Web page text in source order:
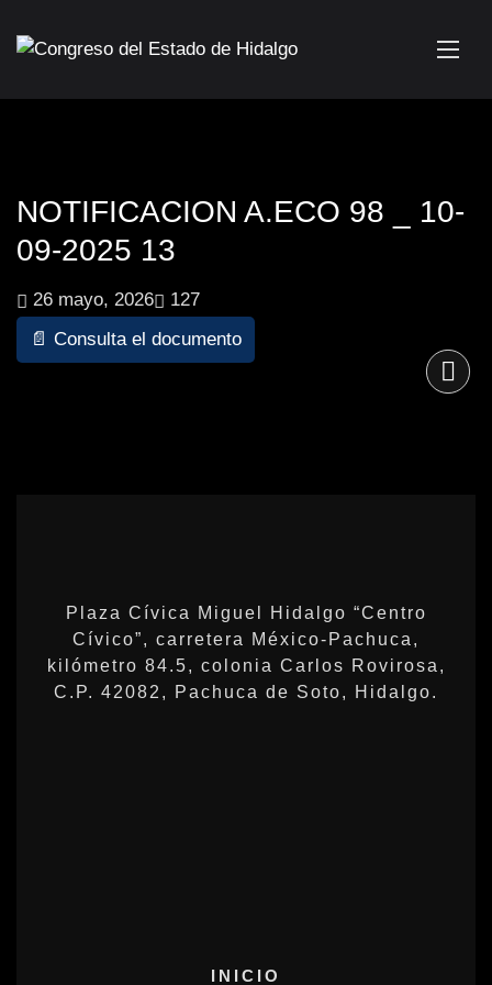
NOTIFICACION A.ECO 98 _ 10-
09-2025 13
26 mayo, 2026
127
📄 Consulta el documento
Plaza Cívica Miguel Hidalgo “Centro
Cívico”, carretera México-Pachuca,
kilómetro 84.5, colonia Carlos Rovirosa,
C.P. 42082, Pachuca de Soto, Hidalgo.
INICIO